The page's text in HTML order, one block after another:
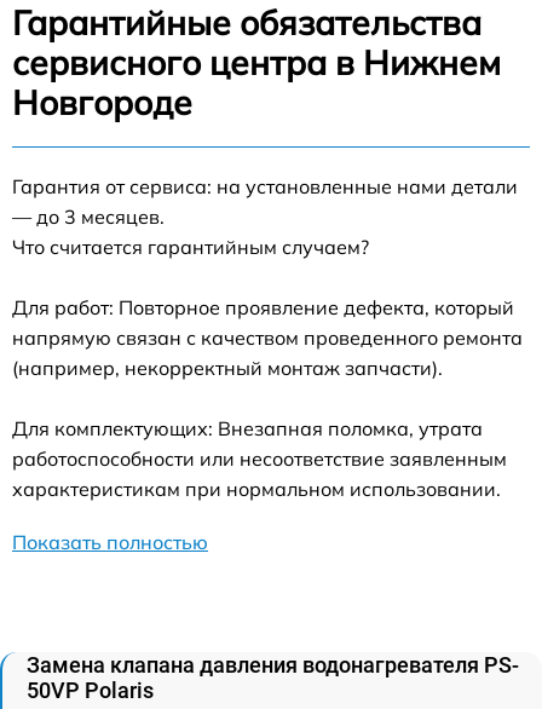
Гарантийные обязательства
сервисного центра в Нижнем
Новгороде
Гарантия от сервиса: на установленные нами детали
— до 3 месяцев.
Что считается гарантийным случаем?
Для работ: Повторное проявление дефекта, который
напрямую связан с качеством проведенного ремонта
(например, некорректный монтаж запчасти).
Для комплектующих: Внезапная поломка, утрата
работоспособности или несоответствие заявленным
характеристикам при нормальном использовании.
Показать полностью
Замена клапана давления водонагревателя PS-
50VP Polaris